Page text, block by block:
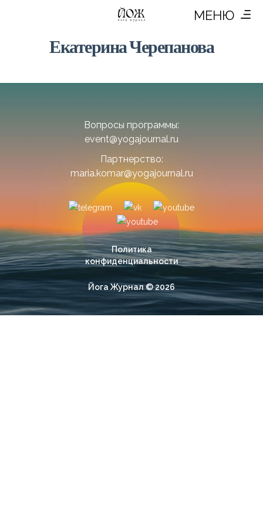
МЕНЮ
Екатерина Черепанова
Вопросы программы:
event@yogajournal.ru
Партнерство:
maria.komar@yogajournal.ru
Политика
конфиденциальности
Йога Журнал © 2026